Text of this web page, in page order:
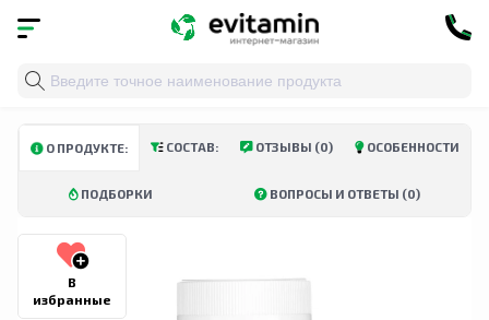
Главная Витамины и минералы
О ПРОДУКТЕ: СОСТАВ: ОТЗЫВЫ (0) ОСОБЕННОСТИ
ПОДБОРКИ ВОПРОСЫ И ОТВЕТЫ (0)
В
избранные